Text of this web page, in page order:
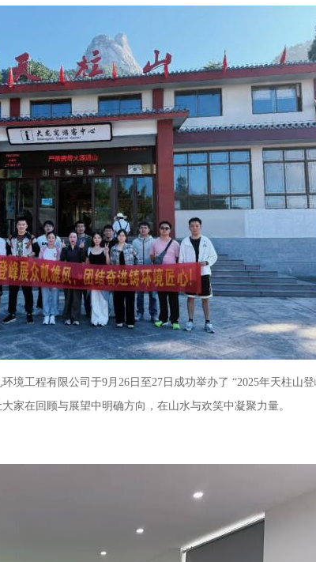
工程有限公司于9月26日至27日成功举办了 “2025年天柱山
家在回顾与展望中明确方向，在山水与欢笑中凝聚力量。